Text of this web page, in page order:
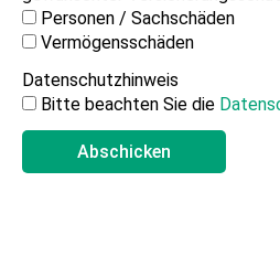
Personen / Sachschäden
Vermögensschäden
Datenschutzhinweis
Bitte beachten Sie die